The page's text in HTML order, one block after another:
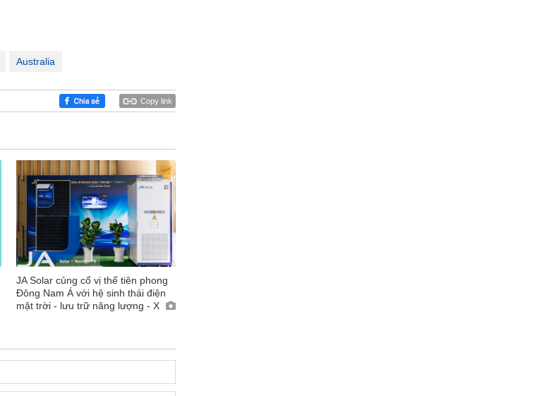
Australia
Copy link
JA Solar củng cố vị thế tiên phong
Đông Nam Á với hệ sinh thái điện
mặt trời - lưu trữ năng lượng - X